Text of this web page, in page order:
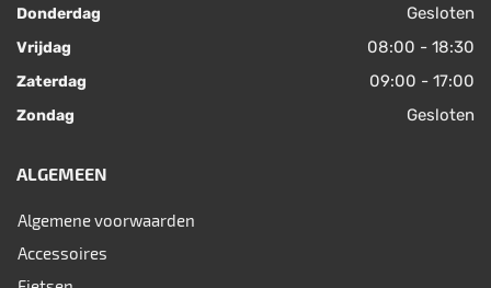
Donderdag Gesloten
Vrijdag 08:00 - 18:30
Zaterdag 09:00 - 17:00
Zondag Gesloten
ALGEMEEN
Algemene voorwaarden
Accessoires